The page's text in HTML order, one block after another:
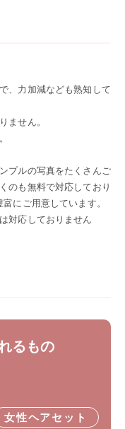
、力加減なども熟知して
ません。
プルの写真をたくさんご
のも無料で対応しており
にご用意しています。
対応しておりません
るもの
女性ヘアセット